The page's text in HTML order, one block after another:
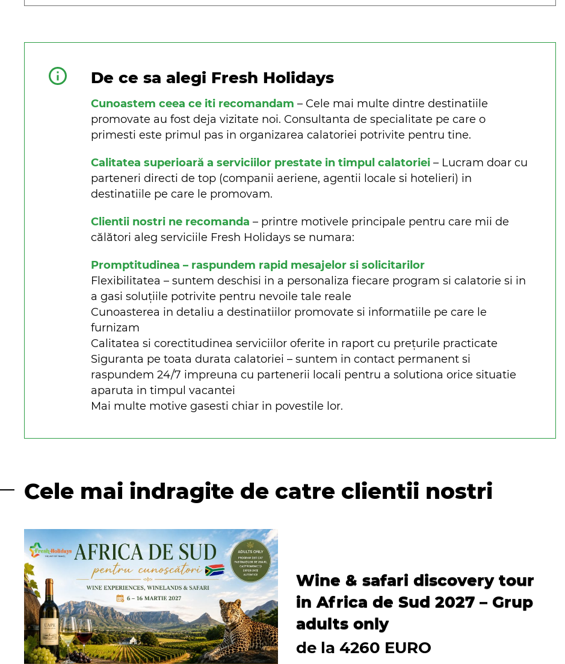
De ce sa alegi Fresh Holidays
Cunoastem ceea ce iti recomandam – Cele mai multe dintre destinatiile
promovate au fost deja vizitate noi. Consultanta de specialitate pe care o
primesti este primul pas in organizarea calatoriei potrivite pentru tine.
Calitatea superioară a serviciilor prestate in timpul calatoriei – Lucram doar cu
parteneri directi de top (companii aeriene, agentii locale si hotelieri) in
destinatiile pe care le promovam.
Clientii nostri ne recomanda – printre motivele principale pentru care mii de
călători aleg serviciile Fresh Holidays se numara:
Promptitudinea – raspundem rapid mesajelor si solicitarilor
Flexibilitatea – suntem deschisi in a personaliza fiecare program si calatorie si in
a gasi soluțiile potrivite pentru nevoile tale reale
Cunoasterea in detaliu a destinatiilor promovate si informatiile pe care le
furnizam
Calitatea si corectitudinea serviciilor oferite in raport cu prețurile practicate
Siguranta pe toata durata calatoriei – suntem in contact permanent si
raspundem 24/7 impreuna cu partenerii locali pentru a solutiona orice situatie
aparuta in timpul vacantei
Mai multe motive gasesti chiar in povestile lor.
Cele mai indragite de catre clientii nostri
Wine & safari discovery tour
in Africa de Sud 2027 – Grup
adults only
de la 4260 EURO